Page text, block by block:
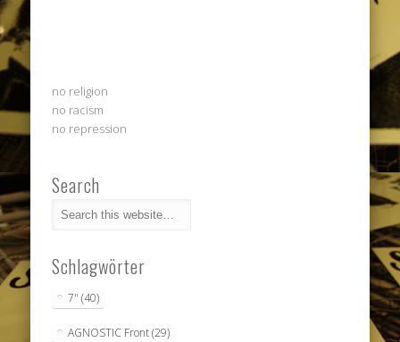
no religion
no racism
no repression
Search
Schlagwörter
7" (40)
AGNOSTIC Front(29)